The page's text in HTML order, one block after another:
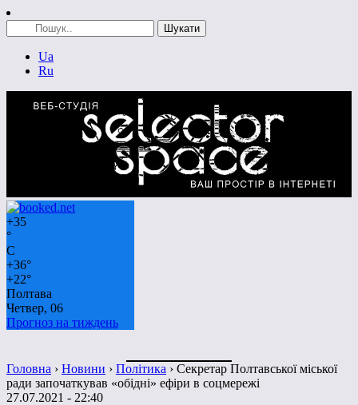
Ua
Ru
+35
°
C
+36°
+22°
Полтава
Четвер, 06
Прогноз на тиждень
Головна › Новини › Політика › Секретар Полтавської міської
ради започаткував «обідні» ефіри в соцмережі
27.07.2021 - 22:40